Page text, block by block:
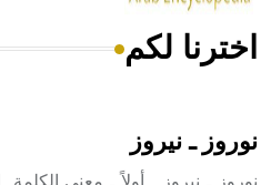
هل تعلم أن الأبسيد كلمة فرنسية
اخترنا لكم
نوروز ـ نيروز